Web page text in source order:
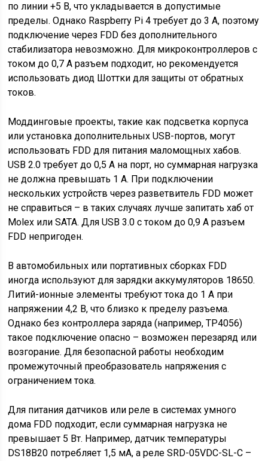
по линии +5 В, что укладывается в допустимые
пределы. Однако Raspberry Pi 4 требует до 3 А, поэтому
подключение через FDD без дополнительного
стабилизатора невозможно. Для микроконтроллеров с
током до 0,7 А разъем подходит, но рекомендуется
использовать диод Шоттки для защиты от обратных
токов.
Моддинговые проекты, такие как подсветка корпуса
или установка дополнительных USB-портов, могут
использовать FDD для питания маломощных хабов.
USB 2.0 требует до 0,5 А на порт, но суммарная нагрузка
не должна превышать 1 А. При подключении
нескольких устройств через разветвитель FDD может
не справиться – в таких случаях лучше запитать хаб от
Molex или SATA. Для USB 3.0 с током до 0,9 А разъем
FDD непригоден.
В автомобильных или портативных сборках FDD
иногда используют для зарядки аккумуляторов 18650.
Литий-ионные элементы требуют тока до 1 А при
напряжении 4,2 В, что близко к пределу разъема.
Однако без контроллера заряда (например, TP4056)
такое подключение опасно – возможен перезаряд или
возгорание. Для безопасной работы необходим
промежуточный преобразователь напряжения с
ограничением тока.
Для питания датчиков или реле в системах умного
дома FDD подходит, если суммарная нагрузка не
превышает 5 Вт. Например, датчик температуры
DS18B20 потребляет 1,5 мА, а реле SRD-05VDC-SL-C –